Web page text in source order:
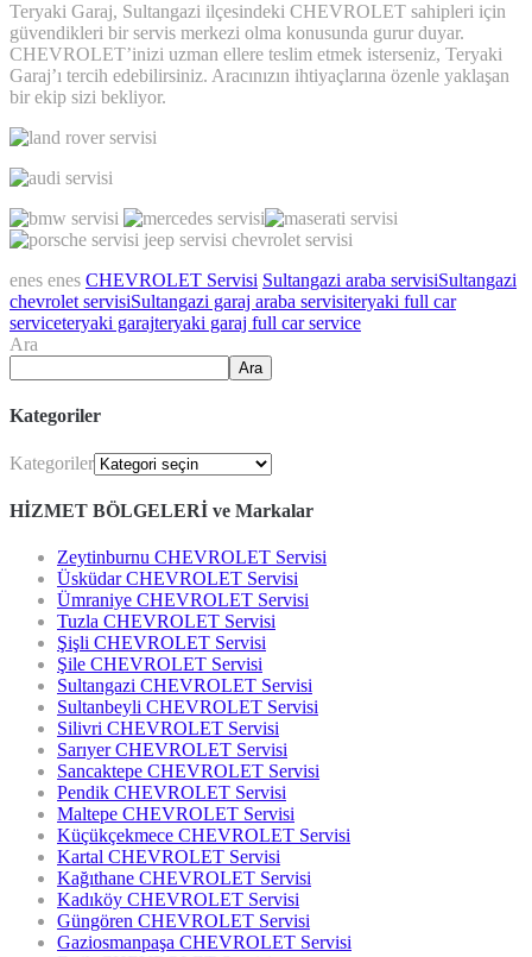
Teryaki Garaj, Sultangazi ilçesindeki CHEVROLET sahipleri için
güvendikleri bir servis merkezi olma konusunda gurur duyar.
CHEVROLET’inizi uzman ellere teslim etmek isterseniz, Teryaki
Garaj’ı tercih edebilirsiniz. Aracınızın ihtiyaçlarına özenle yaklaşan
bir ekip sizi bekliyor.
enes enes CHEVROLET Servisi Sultangazi araba servisiSultangazi
chevrolet servisiSultangazi garaj araba servisiteryaki full car
serviceteryaki garajteryaki garaj full car service
Ara
Ara
Kategoriler
Kategoriler
HİZMET BÖLGELERİ ve Markalar
Zeytinburnu CHEVROLET Servisi
Üsküdar CHEVROLET Servisi
Ümraniye CHEVROLET Servisi
Tuzla CHEVROLET Servisi
Şişli CHEVROLET Servisi
Şile CHEVROLET Servisi
Sultangazi CHEVROLET Servisi
Sultanbeyli CHEVROLET Servisi
Silivri CHEVROLET Servisi
Sarıyer CHEVROLET Servisi
Sancaktepe CHEVROLET Servisi
Pendik CHEVROLET Servisi
Maltepe CHEVROLET Servisi
Küçükçekmece CHEVROLET Servisi
Kartal CHEVROLET Servisi
Kağıthane CHEVROLET Servisi
Kadıköy CHEVROLET Servisi
Güngören CHEVROLET Servisi
Gaziosmanpaşa CHEVROLET Servisi